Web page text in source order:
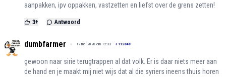
aanpakken, ipv oppakken, vastzetten en liefst over de grens zetten!
3+ Antwoord
dumbfarmer 12 mei 2026 om 12:33 + 112848
gewoon naar sirie terugtrappen al dat volk. Er is daar niets meer aan
de hand en je maakt mij niet wijs dat al die syriers ineens thuis horen